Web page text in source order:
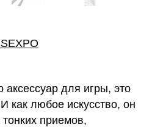
аксессуар для игры, это
как любое искусство, он
приемов,